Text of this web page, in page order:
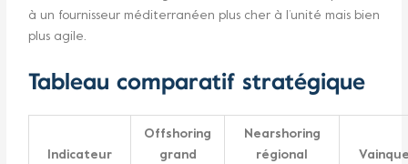
à un fournisseur méditerranéen plus cher à l’unité mais bien
plus agile.
Tableau comparatif stratégique
Indicateur
Offshoring
grand
Nearshoring
régional